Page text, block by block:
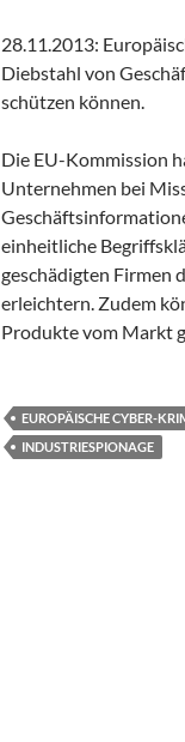
28.11.2013:
Diebstahl von
schützen können.
Die EU-Kommission
Unternehmen bei
einheitliche
geschädigten Firmen
erleichtern. Zudem
Produkte vom Markt
EUROPÄISCHE CYBER-
INDUSTRIESPIONAGE